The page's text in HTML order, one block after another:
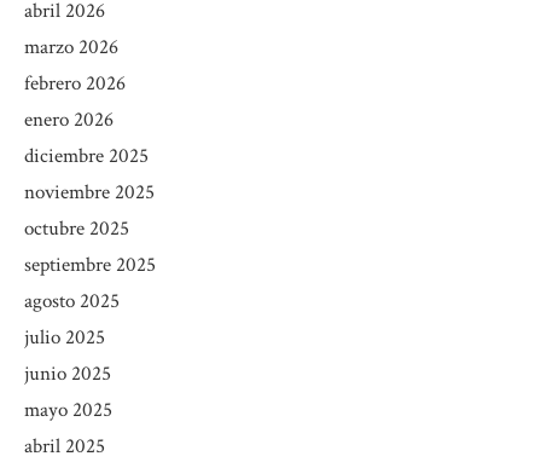
abril 2026
marzo 2026
febrero 2026
enero 2026
diciembre 2025
noviembre 2025
octubre 2025
septiembre 2025
agosto 2025
julio 2025
junio 2025
mayo 2025
abril 2025